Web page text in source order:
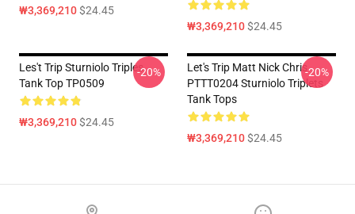
₩3,369,210$24.45
₩3,369,210$24.45
Les't Trip Sturniolo Triples
Tank Top TP0509
₩3,369,210$24.45
-20%
Let's Trip Matt Nick Chris
PTTT0204 Sturniolo Triplets
Tank Tops
₩3,369,210$24.45
-20%